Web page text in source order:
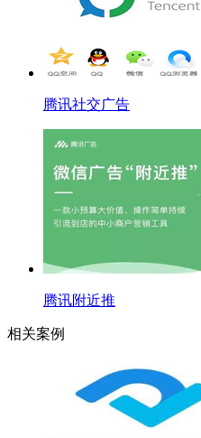
腾讯社交广告
腾讯附近推
相关案例